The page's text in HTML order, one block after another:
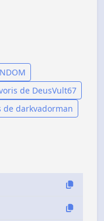
de DeusVult67
de darkvadorman